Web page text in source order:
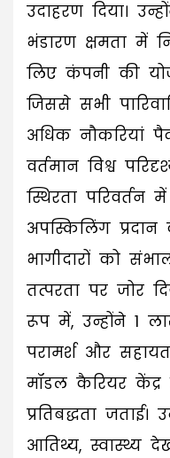
उदाहरण दिया।
भंडारण क्षमता
लिए कंपनी की
जिससे सभी
अधिक नौकरियां
वर्तमान विश्व
स्थिरता परिवर्तन
अपस्किलिंग
भागीदारों को
तत्परता पर जोर
रूप में, उन्होंने 1
परामर्श और
मॉडल कैरियर
प्रतिबद्धता जताई।
आतिथ्य, स्वास्थ्य